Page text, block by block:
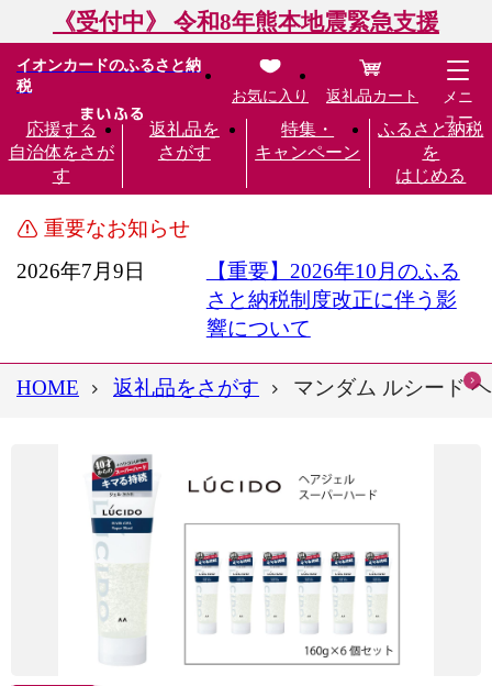
《受付中》 令和8年熊本地震緊急支援
イオンカードのふるさと納
税
応援する
自治体をさが
す
返礼品を
さがす
特集・
キャンペーン
ふるさと納税
を
はじめる
お気に入り 返礼品カート
メニ
ュー
重要なお知らせ
2026年7月9日
【重要】2026年10月のふる
さと納税制度改正に伴う影
響について
HOME 返礼品をさがす マンダム ルシード